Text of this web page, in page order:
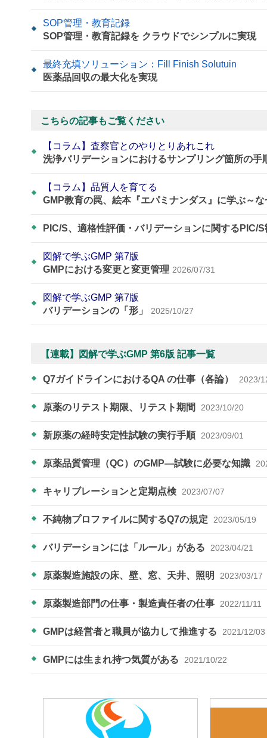
SOP管理・教育記録
SOP管理・教育記録を クラウドでシンプルに実現
最終充填ソリューション：Fill Finish Solutuin
医薬品回収の最大化を実現
こちらの記事もご覧ください
【コラム】査察官とのやりとりあれこれ
洗浄バリデーションにおけるサンプリング箇所の手
【コラム】品質人を育てる
GMP教育の罠、絵本『エパミナンダス』に学ぶ～
PIC/S、適格性評価・バリデーションに関するPIC/
図解で学ぶGMP 第7版
GMPにおける変更と変更管理 2026/07/31
図解で学ぶGMP 第7版
バリデーションの「形」
2025/10/27
【連載】図解で学ぶGMP 第6版 記事一覧
Q7ガイドラインにおけるQA の仕事（各論） 2023/
原薬のリテスト期限、リテスト期間 2023/10/20
新原薬の経時安定性試験の実行手順 2023/09/01
原薬品質管理（QC）のGMP―試験に必要な知識
キャリブレーションと定期点検 2023/07/07
不純物プロファイルに関するQ7の規定 2023/05/19
バリデーションには「ルール」がある 2023/04/21
原薬製造施設の床、壁、窓、天井、照明 2023/03/17
原薬製造部門の仕事・製造責任者の仕事 2022/11/11
GMPは経営者と職員が協力して推進する 2021/12/03
GMPには生まれ持つ気質がある 2021/10/22